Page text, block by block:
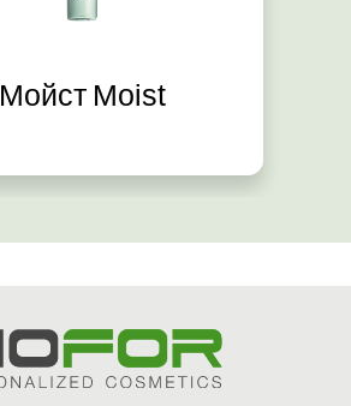
Мойст Moist